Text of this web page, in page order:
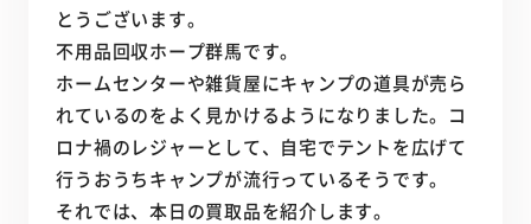
とうございます。
不用品回収ホープ群馬です。
ホームセンターや雑貨屋にキャンプの道具が売ら
れているのをよく見かけるようになりました。コ
ロナ禍のレジャーとして、自宅でテントを広げて
行うおうちキャンプが流行っているそうです。
それでは、本日の買取品を紹介します。